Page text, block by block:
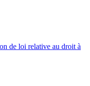
de loi relative au droit à